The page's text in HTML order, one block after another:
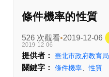
條件機率的性質
526 次觀看 2019-12-06
2019-12-06
提供者： 臺北市政府教育局
關鍵字： 條件機率 、性質